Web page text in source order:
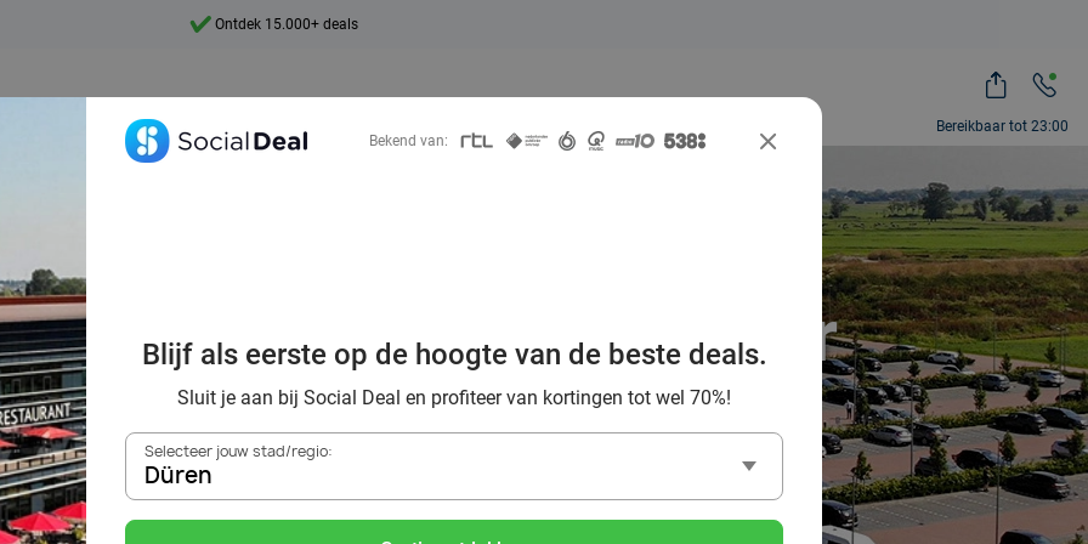
Bereikbaar tot 23:00
Ontdek 15.000+ deals
kwaliteit van het Van der
Valk hotel
Bekend van:
Blijf als eerste op de hoogte van de beste deals.
Sluit je aan bij Social Deal en profiteer van kortingen tot wel 70%!
Selecteer jouw stad/regio:
Düren